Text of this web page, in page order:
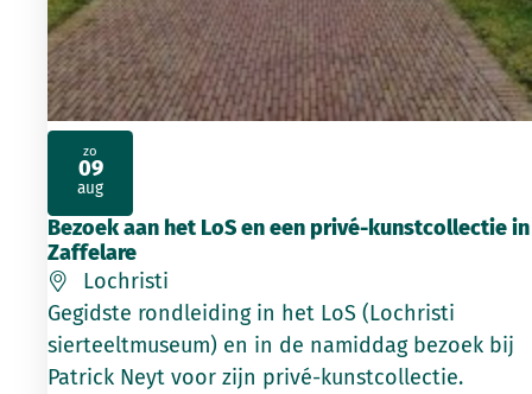
Bezoek aan het LoS en een privé-kunstcollectie in
Zaffelare
Lochristi
Gegidste rondleiding in het LoS (Lochristi
sierteeltmuseum) en in de namiddag bezoek bij
Patrick Neyt voor zijn privé-kunstcollectie.
zo
09
aug
2026